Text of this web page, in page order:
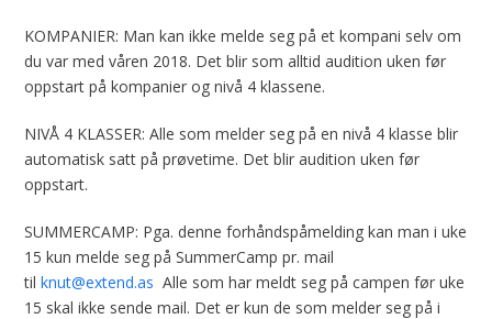
KOMPANIER: Man kan ikke melde seg på et kompani selv om
du var med våren 2018. Det blir som alltid audition uken før
oppstart på kompanier og nivå 4 klassene.
NIVÅ 4 KLASSER: Alle som melder seg på en nivå 4 klasse blir
automatisk satt på prøvetime. Det blir audition uken før
oppstart.
SUMMERCAMP: Pga. denne forhåndspåmelding kan man i uke
15 kun melde seg på SummerCamp pr. mail
tilknut@extend.as Alle som har meldt seg på campen før uke
15 skal ikke sende mail. Det er kun de som melder seg på i